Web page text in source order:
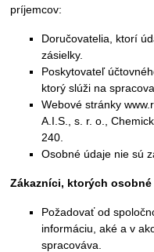
príjemcov:
Doručovatelia, ktorí
zásielky.
Poskytovateľ
ktorý slúži na
Webové stránky
A.I.S., s. r. o.,
240.
Osobné údaje nie sú
Zákazníci, ktorých
Požadovať od
informáciu, aké a v
spracováva.